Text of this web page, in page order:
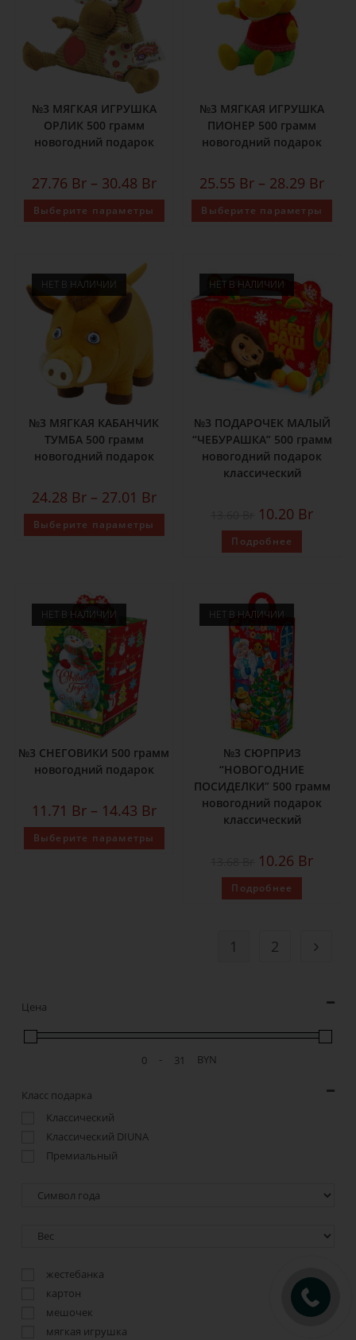
№3 МЯГКАЯ ИГРУШКА
ОРЛИК 500 грамм
новогодний подарок
27.76 Br– 30.48 Br
Выберите параметры
№3 МЯГКАЯ ИГРУШКА
ПИОНЕР 500 грамм
новогодний подарок
25.55 Br – 28.29 Br
Выберите параметры
НЕТ В НАЛИЧИИ
№3 МЯГКАЯ КАБАНЧИК
ТУМБА 500 грамм
новогодний подарок
24.28 Br– 27.01 Br
Выберите параметры
НЕТ В НАЛИЧИИ
№3 ПОДАРОЧЕК МАЛЫЙ
“ЧЕБУРАШКА” 500 грамм
новогодний подарок
классический
10.20 Br
Подробнее
НЕТ В НАЛИЧИИ
№3 СНЕГОВИКИ 500 грамм
новогодний подарок
11.71 Br– 14.43 Br
Выберите параметры
НЕТ В НАЛИЧИИ
№3 СЮРПРИЗ
“НОВОГОДНИЕ
ПОСИДЕЛКИ” 500 грамм
новогодний подарок
классический
10.26 Br
Подробнее
1 2
Цена
- BYN
Класс подарка
Классический
Классический DIUNA
Премиальный
жестебанка
картон
мешочек
мягкая игрушка